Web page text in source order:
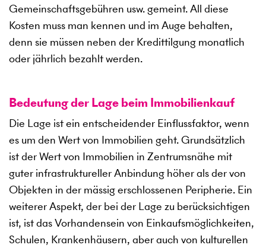
Gemeinschaftsgebühren usw. gemeint. All diese
Kosten muss man kennen und im Auge behalten,
denn sie müssen neben der Kredittilgung monatlich
oder jährlich bezahlt werden.
Bedeutung der Lage beim Immobilienkauf
Die Lage ist ein entscheidender Einflussfaktor, wenn
es um den Wert von Immobilien geht. Grundsätzlich
ist der Wert von Immobilien in Zentrumsnähe mit
guter infrastruktureller Anbindung höher als der von
Objekten in der mässig erschlossenen Peripherie. Ein
weiterer Aspekt, der bei der Lage zu berücksichtigen
ist, ist das Vorhandensein von Einkaufsmöglichkeiten,
Schulen, Krankenhäusern, aber auch von kulturellen